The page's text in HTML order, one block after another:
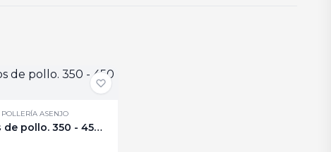
POLLERÍA ASENJO
Cuartos de pollo. 350 - 450 g. aprox.